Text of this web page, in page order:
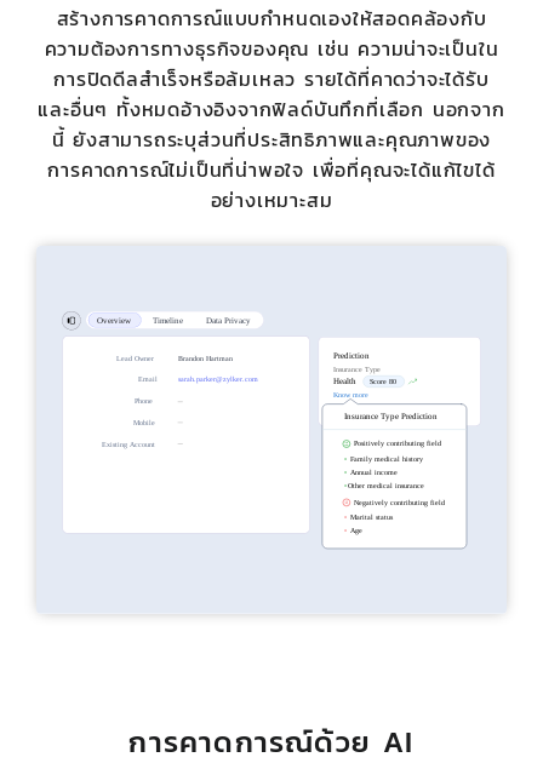
สร้างการคาดการณ์แบบกำหนดเองให้สอดคล้องกับ
ความต้องการทางธุรกิจของคุณ เช่น ความน่าจะเป็นใน
การปิดดีลสำเร็จหรือล้มเหลว รายได้ที่คาดว่าจะได้รับ
และอื่นๆ ทั้งหมดอ้างอิงจากฟิลด์บันทึกที่เลือก นอกจาก
นี้ ยังสามารถระบุส่วนที่ประสิทธิภาพและคุณภาพของ
การคาดการณ์ไม่เป็นที่น่าพอใจ เพื่อที่คุณจะได้แก้ไขได้
อย่างเหมาะสม
การคาดการณ์ด้วย AI